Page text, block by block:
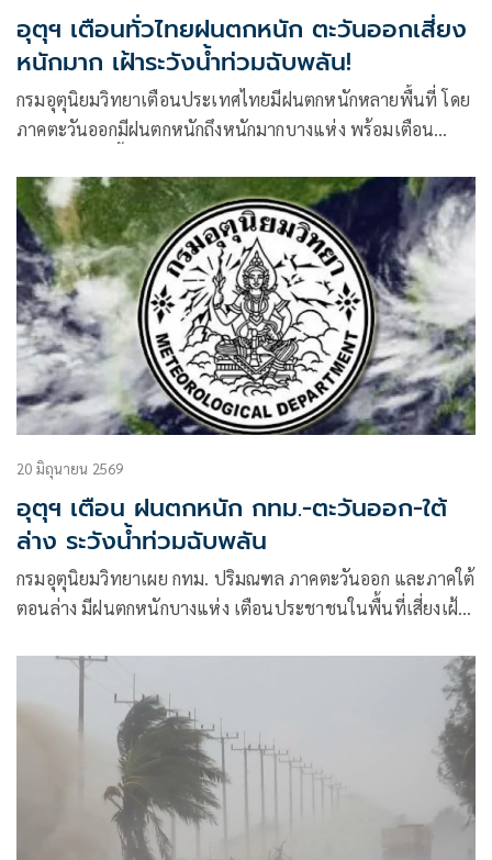
อุตุฯ เตือนทั่วไทยฝนตกหนัก ตะวันออกเสี่ยง
หนักมาก เฝ้าระวังน้ำท่วมฉับพลัน!
กรมอุตุนิยมวิทยาเตือนประเทศไทยมีฝนตกหนักหลายพื้นที่ โดย
ภาคตะวันออกมีฝนตกหนักถึงหนักมากบางแห่ง พร้อมเตือน
20 มิถุนายน 2569
อุตุฯ เตือน ฝนตกหนัก กทม.-ตะวันออก-ใต้
ล่าง ระวังน้ำท่วมฉับพลัน
กรมอุตุนิยมวิทยาเผย กทม. ปริมณฑล ภาคตะวันออก และภาคใต้
ตอนล่าง มีฝนตกหนักบางแห่ง เตือนประชาชนในพื้นที่เสี่ยงเฝ้า